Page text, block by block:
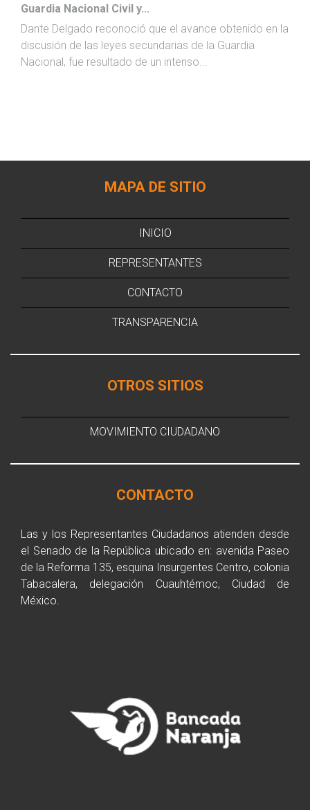
Guardia Nacional Civil y...
Dante Delgado reconoció que el avance obtenido en la
discusión de las leyes secundarias de la Guardia
Nacional, fue resultado de un intenso...
MAPA DE SITIO
INICIO
REPRESENTANTES
CONTACTO
TRANSPARENCIA
OTROS SITIOS
MOVIMIENTO CIUDADANO
CONTACTO
Las y los Representantes Ciudadanos atienden desde
el Senado de la República ubicado en: avenida Paseo
de la Reforma 135, esquina Insurgentes Centro, colonia
Tabacalera, delegación Cuauhtémoc, Ciudad de
México.